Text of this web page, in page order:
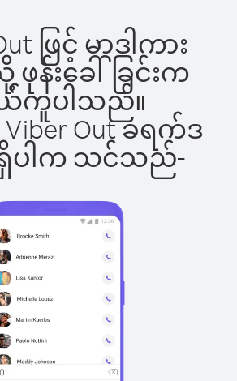
ဖြင့် မာဒါကား
န်းခေါ်ခြင်းက
ကူပါသည်။
Out ခရက်ဒ
ရှိပါက သင်သည်-